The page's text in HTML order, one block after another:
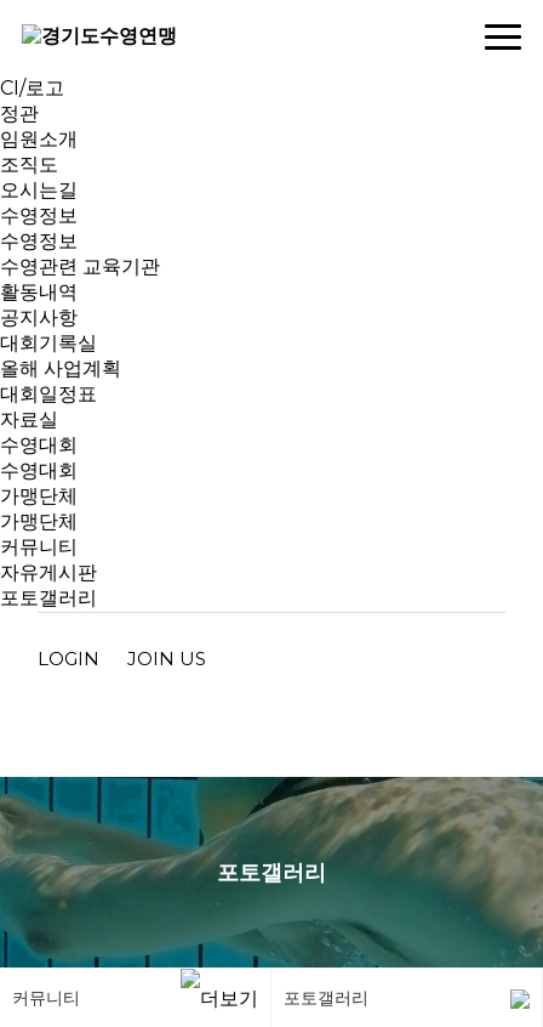
인사말
CI/로고
정관
임원소개
조직도
오시는길
수영정보
수영정보
수영관련 교육기관
활동내역
공지사항
대회기록실
올해 사업계획
대회일정표
자료실
수영대회
수영대회
가맹단체
가맹단체
커뮤니티
자유게시판
포토갤러리
LOGIN JOIN US
포토갤러리
커뮤니티 포토갤러리